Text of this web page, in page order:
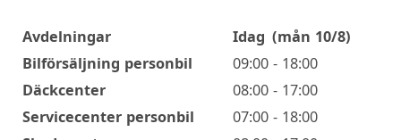
Öppettider
Avdelningar Idag (mån 10/8)
Bilförsäljning personbil
09:00 - 18:00
Däckcenter
08:00 - 17:00
Servicecenter personbil
07:00 - 18:00